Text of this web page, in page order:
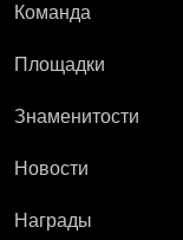
Команда
Площадки
Знаменитости
Новости
Награды